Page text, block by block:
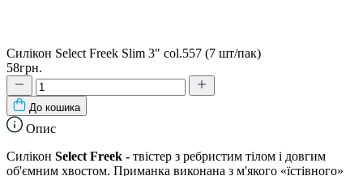
Силікон Select Freek Slim 3" col.557 (7 шт/пак)
58грн.
До кошика
Опис
Силікон Select Freek - твістер з ребристим тілом і довгим
об'ємним хвостом. Приманка виконана з м'якого «їстівного»